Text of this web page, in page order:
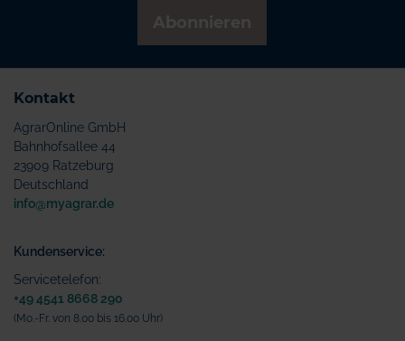
Kontakt
AgrarOnline GmbH
Bahnhofsallee 44
23909 Ratzeburg
Deutschland
info@myagrar.de
Kundenservice:
Servicetelefon:
+49 4541 8668 290
(Mo.-Fr. von 8.00 bis 16.00 Uhr)